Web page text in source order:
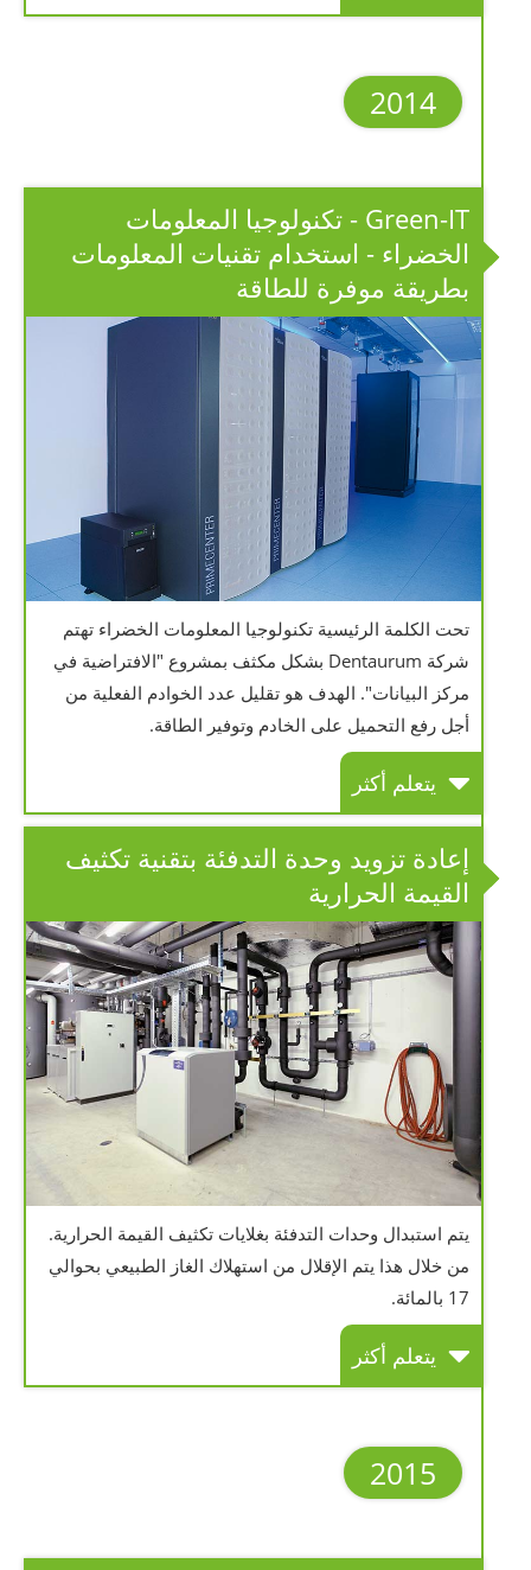
2014
Green-IT - تكنولوجيا المعلومات
الخضراء - استخدام تقنيات المعلومات
بطريقة موفرة للطاقة
تحت الكلمة الرئيسية تكنولوجيا المعلومات الخضراء تهتم
شركة Dentaurum بشكل مكثف بمشروع "الافتراضية في
مركز البيانات". الهدف هو تقليل عدد الخوادم الفعلية من
أجل رفع التحميل على الخادم وتوفير الطاقة.
يتعلم أكثر
إعادة تزويد وحدة التدفئة بتقنية تكثيف
القيمة الحرارية
يتم استبدال وحدات التدفئة بغلايات تكثيف القيمة الحرارية.
من خلال هذا يتم الإقلال من استهلاك الغاز الطبيعي بحوالي
17 بالمائة.
يتعلم أكثر
2015